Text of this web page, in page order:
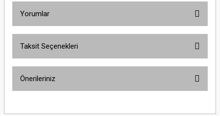
Yorumlar
Taksit Seçenekleri
Önerileriniz
yetersiz gördüğünüz noktaları öneri formunu kullanarak tarafımıza